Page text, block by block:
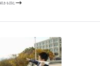
続きを読む